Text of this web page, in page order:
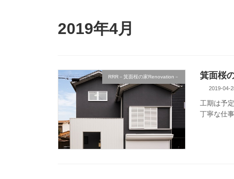
2019年4月
RRR－箕面桜の家Renovation－ 箕面桜
2019-04-
工期は予
丁寧な仕